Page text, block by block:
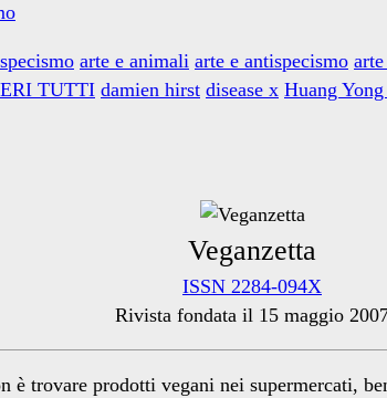
arte e animali arte e antispecismo
TUTTI damien hirst disease x Huang
Veganzetta
ISSN 2284-094X
Rivista fondata il 15 maggio
è trovare prodotti vegani nei supermercati,